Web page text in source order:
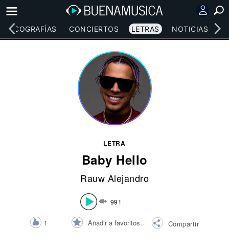
DISCOGRAFÍAS CONCIERTOS LETRAS NOTICIAS
LETRA
Baby Hello
Rauw Alejandro
991
1 Añadir a favoritos Compartir